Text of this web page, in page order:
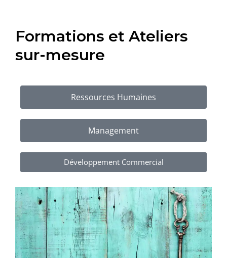
Formations et Ateliers
sur-mesure
Ressources Humaines
Management
Développement Commercial